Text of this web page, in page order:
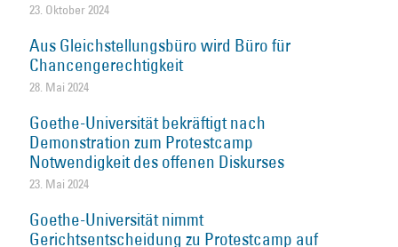
23. Oktober 2024
Aus Gleichstellungsbüro wird Büro für
Chancengerechtigkeit
28. Mai 2024
Goethe-Universität bekräftigt nach
Demonstration zum Protestcamp
Notwendigkeit des offenen Diskurses
23. Mai 2024
Goethe-Universität nimmt
Gerichtsentscheidung zu Protestcamp auf